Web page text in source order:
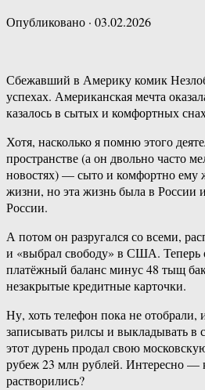
Опубликовано · 03.02.2026
Сбежавший в Америку комик
успехах. Американская мечта
казалось в сытых и комфортных
Хотя, насколько я помню этого
пространстве (а он двольно часто
новостях) — сыто и комфортно ему
жизни, но эта жизнь была в России
России.
А потом он разругался со всеми,
и «выбрал свободу» в США. Теперь
платёжный баланс минус 48 тыщ
незакрытые кредитные карточки.
Ну, хоть телефон пока не
записывать рилсы и выкладывать в
этот дурень продал свою
рубеж 23 млн рублей. Интересно —
растворились?